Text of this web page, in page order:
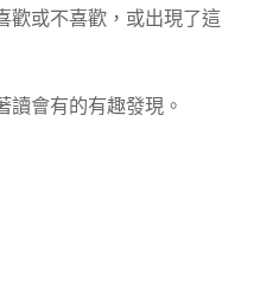
歡或不喜歡，或出現了這
讀會有的有趣發現。